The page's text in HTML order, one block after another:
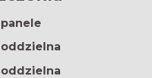
panele
oddzielna
oddzielna